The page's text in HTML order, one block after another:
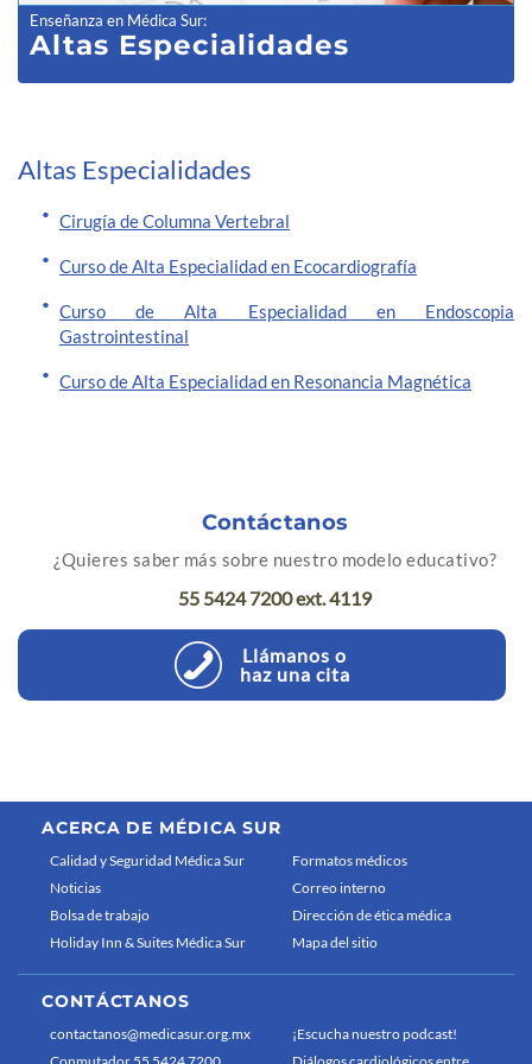
Enseñanza en Médica Sur:
Altas Especialidades
Altas Especialidades
Cirugía de Columna Vertebral
Curso de Alta Especialidad en Ecocardiografía
Curso de Alta Especialidad en Endoscopia
Gastrointestinal
Curso de Alta Especialidad en Resonancia Magnética
Contáctanos
¿Quieres saber más sobre nuestro modelo educativo?
55 5424 7200 ext. 4119
Llámanos o
haz una cita
ACERCA DE MÉDICA SUR
Calidad y Seguridad Médica Sur
Noticias
Bolsa de trabajo
Holiday Inn & Suites Médica Sur
Formatos médicos
Correo interno
Dirección de ética médica
Mapa del sitio
CONTÁCTANOS
contactanos@medicasur.org.mx
¡Escucha nuestro podcast!